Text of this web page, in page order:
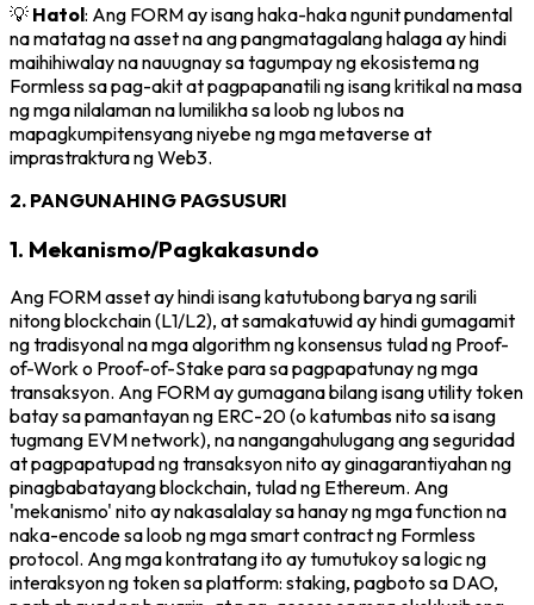
💡 Hatol: Ang FORM ay isang haka-haka ngunit pundamental
na matatag na asset na ang pangmatagalang halaga ay hindi
maihihiwalay na nauugnay sa tagumpay ng ekosistema ng
Formless sa pag-akit at pagpapanatili ng isang kritikal na masa
ng mga nilalaman na lumilikha sa loob ng lubos na
mapagkumpitensyang niyebe ng mga metaverse at
imprastraktura ng Web3.
2. PANGUNAHING PAGSUSURI
1. Mekanismo/Pagkakasundo
Ang FORM asset ay hindi isang katutubong barya ng sarili
nitong blockchain (L1/L2), at samakatuwid ay hindi gumagamit
ng tradisyonal na mga algorithm ng konsensus tulad ng Proof-
of-Work o Proof-of-Stake para sa pagpapatunay ng mga
transaksyon. Ang FORM ay gumagana bilang isang utility token
batay sa pamantayan ng ERC-20 (o katumbas nito sa isang
tugmang EVM network), na nangangahulugang ang seguridad
at pagpapatupad ng transaksyon nito ay ginagarantiyahan ng
pinagbabatayang blockchain, tulad ng Ethereum. Ang
'mekanismo' nito ay nakasalalay sa hanay ng mga function na
naka-encode sa loob ng mga smart contract ng Formless
protocol. Ang mga kontratang ito ay tumutukoy sa logic ng
interaksyon ng token sa platform: staking, pagboto sa DAO,